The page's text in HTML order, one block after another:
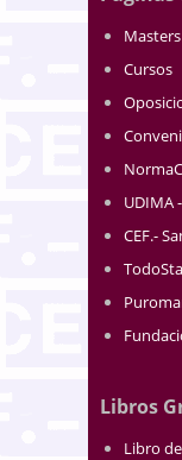
Masters
Cursos
UDIMA
CEF.-
Libros
Libro